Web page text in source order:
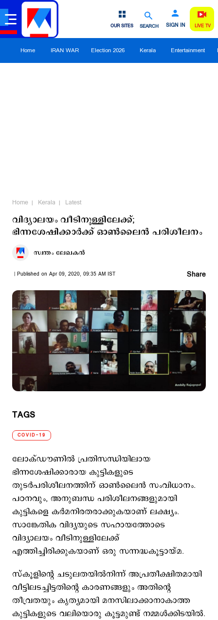
SEARCH SIGN IN
OUR SITES LIVE TV
Home IRAN WAR Election 2026 Kerala Entertainment
Home Kerala Latest
വിദ്യാലയം വീടിനുള്ളിലേക്ക്;
ഭിന്നശേഷിക്കാർക്ക് ഓൺലൈൻ പരിശീലനം
സ്വന്തം ലേഖകൻ
Published on Apr 09, 2020, 09:35 AM IST Share
TAGS
COVID-19
ലോക്ഡൗണില്‍ പ്രതിസന്ധിയിലായ
ഭിന്നശേഷിക്കാരായ കുട്ടികളുടെ
തുടര്‍പരിശീലനത്തിന് ഓണ്‍ലൈന്‍ സംവിധാനം.
പഠനവും, അനുബന്ധ പരിശീലനങ്ങളുമായി
കുട്ടികളെ കര്‍മനിരതരാക്കുകയാണ് ലക്ഷ്യം.
സാങ്കേതിക വിദ്യയുടെ സഹായത്തോടെ
വിദ്യാലയം വീടിനുള്ളിലേക്ക്
എത്തിച്ചിരിക്കുകയാണ് ഒരു സന്നദ്ധകൂട്ടായ്മ.
സ്കൂളിന്റെ ചടുലതയില്‍നിന്ന് അപ്രതീക്ഷിതമായി
വീട്ടിലടച്ചിട്ടതിന്റെ കാരണങ്ങളും അതിന്റെ
തീവ്രതയും കൃത്യമായി മനസിലാക്കാനാകാത്ത
കുട്ടികളുടെ വലിയൊരു കൂട്ടമുണ്ട് നമ്മള്‍ക്കിടയില്‍.